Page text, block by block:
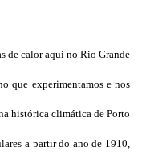
de calor aqui no Rio Grande
que experimentamos e nos
histórica climática de Porto
a partir do ano de 1910,